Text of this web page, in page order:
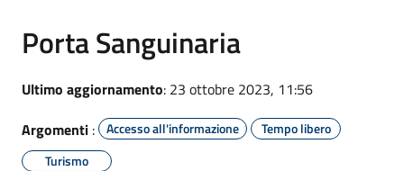
Porta Sanguinaria
Ultimo aggiornamento: 23 ottobre 2023, 11:56
Argomenti : Accesso all'informazione
Tempo libero
Turismo